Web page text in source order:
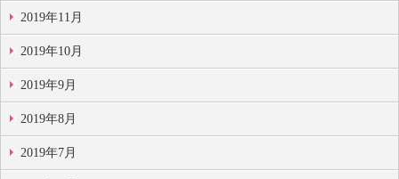
2019年11月
2019年10月
2019年9月
2019年8月
2019年7月